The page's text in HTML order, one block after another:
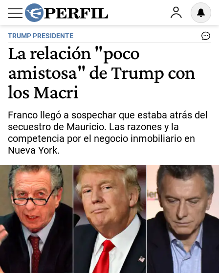
TRUMP PRESIDENTE
La relación "poco
amistosa" de Trump con
los Macri
Franco llegó a sospechar que estaba atrás del
secuestro de Mauricio. Las razones y la
competencia por el negocio inmobiliario en
Nueva York.